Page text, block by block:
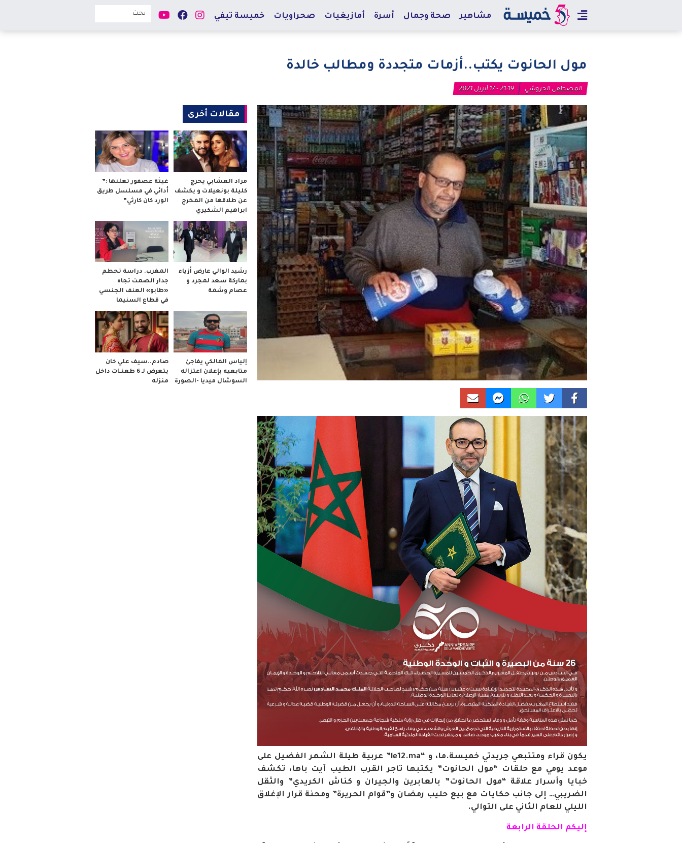
مشاهير صحة وجمال أسرة أمازيغيات صحراويات خميسة تيفي
مول الحانوت يكتب..أزمات متجددة ومطالب خالدة
المصطفى الحروشي 21:19 - 17 أبريل 2021
يكون قراء ومتتبعي جريدتي خميسة.ما، و “le12.ma” عربية طيلة الشهر الفضيل على
موعد يومي مع حلقات “مول الحانوت” يكتبها تاجر القرب الطيب آيت باها، تكشف
خبايا وأسرار علاقة “مول الحانوت” بالعابرين والجيران و كناش الكريدي” والثقل
الضريبي… إلى جانب حكايات مع بيع حليب رمضان و”قوام الحريرة” ومحنة قرار الإغلاق
الليلي للعام الثاني على التوالي.
إليكم الحلقة الرابعة
مقالات أخرى
مراد العشابي يحرج
كليلة بونعيلات و يكشف
عن طلاقها من المخرج
ابراهيم الشكيري
غيثة عصفور تعلنها :”
أدائي في مسلسل طريق
الورد كان كارثي”
رشيد الوالي عارض أزياء
بماركة سعد لمجرد و
عصام وشمة
المغرب. دراسة تحطم
جدار الصمت تجاه
«طابو» العنف الجنسي
في قطاع السنيما
إلياس المالكي يفاجئ
متابعيه بإعلان اعتزاله
السوشال ميديا -الصورة
صادم..سيف علي خان
يتعرض لـ 6 طعنــات داخل
منزله